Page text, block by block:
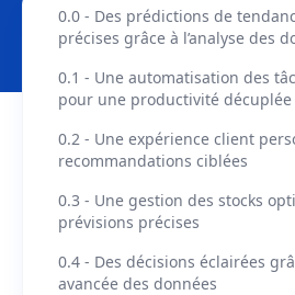
0.0 - Des prédictions de
précises grâce à l’analyse des
0.1 - Une automatisation des
pour une productivité décuplée
0.2 - Une expérience client
recommandations ciblées
0.3 - Une gestion des stocks
prévisions précises
0.4 - Des décisions éclairées
avancée des données